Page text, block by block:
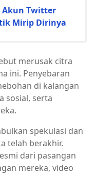
Akun Twitter
Mirip Dirinya
merusak citra
ini. Penyebaran
di kalangan
sosial, serta
spekulasi dan
telah berakhir.
dari pasangan
mereka, video